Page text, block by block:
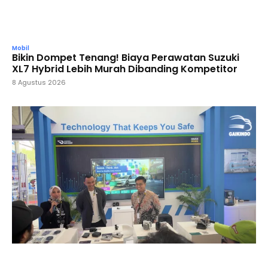
Mobil
Bikin Dompet Tenang! Biaya Perawatan Suzuki
XL7 Hybrid Lebih Murah Dibanding Kompetitor
8 Agustus 2026